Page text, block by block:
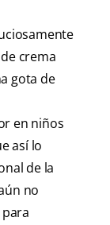
crema
gota de
en niños
así lo
de la
no